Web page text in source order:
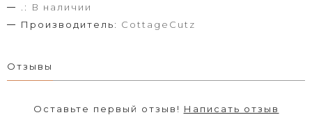
.:
В наличии
Производитель: CottageCutz
Отзывы
Оставьте первый отзыв! Написать отзыв